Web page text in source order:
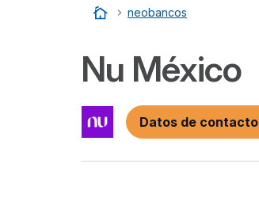
Home
…
neobancos
Nu México
Datos de contacto